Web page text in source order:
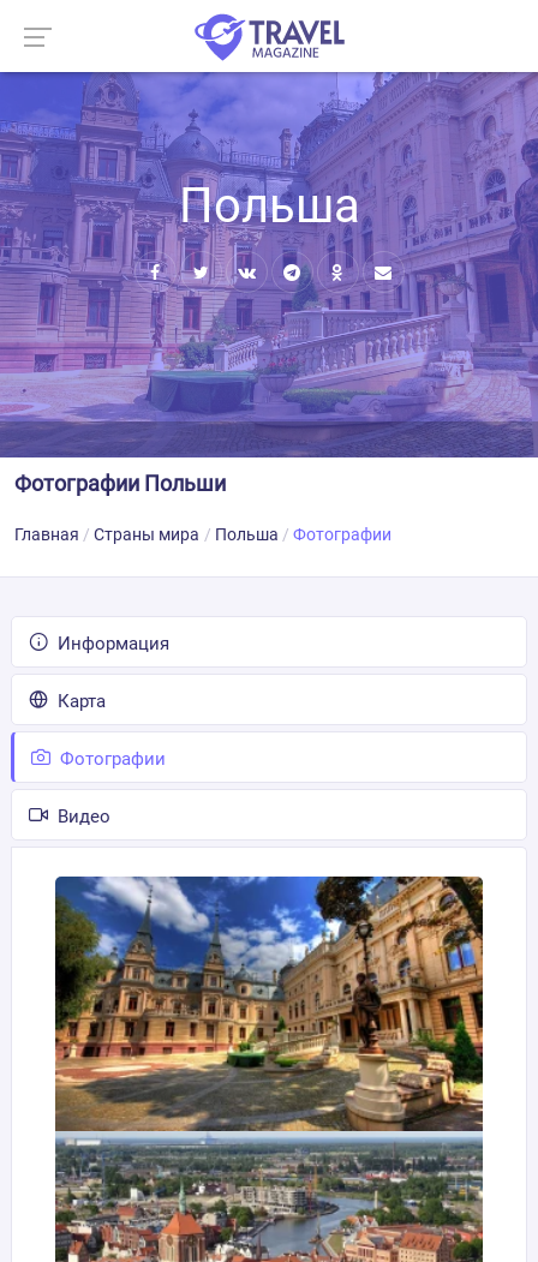
Польша
Фотографии Польши
Главная Страны мира Польша Фотографии
Информация
Карта
Фотографии
Видео